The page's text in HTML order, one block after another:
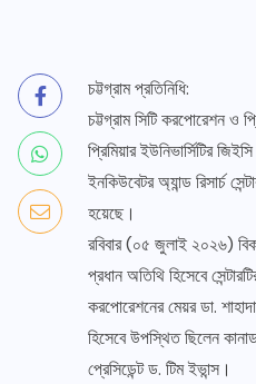
চট্টগ্রাম প্রতিনিধি:
চট্টগ্রাম সিটি করপোরেশন ও
প্রিমিয়ার ইউনিভার্সিটির
ইনকিউবেটর অ্যান্ড রিসার্চ
হয়েছে।
রবিবার (০৫ জুলাই ২০২৬)
প্রধান অতিথি হিসেবে
করপোরেশনের মেয়র ডা.
হিসেবে উপস্থিত ছিলেন
প্রেসিডেন্ট ড. টিম ইভান্স।